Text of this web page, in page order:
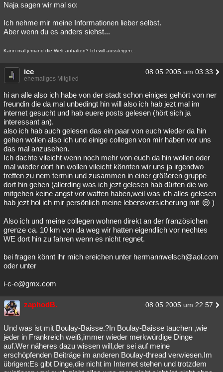
Naja sagen wir mal so:
Ich nehme mir meine Informationen lieber selbst.
Aber wenn du es anders siehst...
Kann mal jemand die Welt anhalten? Ich will aussteigen..
ice 08.05.2005 um 03:33
ehemaliges Mitglied
hi an alle also ich habe von der stadt schon einiges gehört von ner
freundin die da mal unbedingt hin will also ich hab jezt mal im
internet gesucht und hab euere posts gelesen (hört sich ja
interessant an).
also ich hab auch gelesen das ein paar von euch wieder da hin
gehen wollen also ich und einige collegen von mir haben vor uns
das mal anzusehen.
Ich dachte vileicht wenn noch mehr von euch da hin wollen oder
mal wieder dort hin wollen vileicht könnten wir uns ja irgendwo
treffen zu nem termin und zusammen in einer größeren gruppe
dort hin gehen (allerding was ich jezt gelesen hab dürfen die wo
mitgehen keine angst vor waffen haben,weil was ich alles gelesen
hab jezt hol ich mir persönlich meine lebensversicherung mit
)
Also ich und meine collegen wohnen direkt an der französichen
grenze ca. 10 km von da weg wir hatten eigendlich vor nechtes
WE dort hin zu fahren wenn es nicht regnet.
bei fragen könnt ihr mich ereichen unter hermannwelsch@aol.com
oder unter
i-c-e@gmx.com
zaphodB. 08.05.2005 um 22:57
Und was ist mit Boulay-Baisse.?In Boulay-Baisse tauchen ,wie
jeder in Frankreich weiß,immer wieder merkwürdige Dinge
auf.Wer näheres dazu wissen will,der sei auf meine
erschöpfenden Beiträge im anderen Boulay-thread verwiesen.Im
übrigen:Es gibt Dinge,die nicht im Internet stehen und trotzdem